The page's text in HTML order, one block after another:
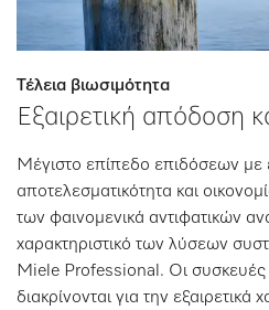
Τέλεια βιωσιμότητα
Εξαιρετική απόδοση
Μέγιστο επίπεδο επιδόσεων με
αποτελεσματικότητα και
των φαινομενικά αντιφατικών
χαρακτηριστικό των λύσεων
Miele Professional. Οι συσκευές
διακρίνονται για την